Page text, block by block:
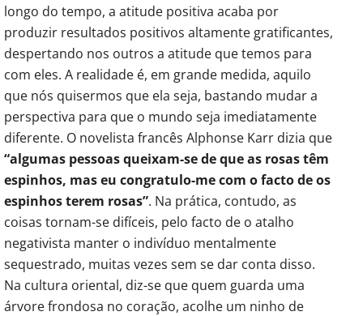
longo do tempo, a atitude positiva acaba por
produzir resultados positivos altamente gratificantes,
despertando nos outros a atitude que temos para
com eles. A realidade é, em grande medida, aquilo
que nós quisermos que ela seja, bastando mudar a
perspectiva para que o mundo seja imediatamente
diferente. O novelista francês Alphonse Karr dizia que
“algumas pessoas queixam-se de que as rosas têm
espinhos, mas eu congratulo-me com o facto de os
espinhos terem rosas”. Na prática, contudo, as
coisas tornam-se difíceis, pelo facto de o atalho
negativista manter o indivíduo mentalmente
sequestrado, muitas vezes sem se dar conta disso.
Na cultura oriental, diz-se que quem guarda uma
árvore frondosa no coração, acolhe um ninho de